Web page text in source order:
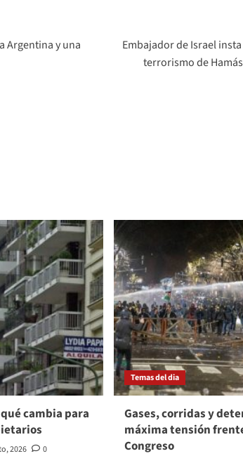
Argentina y una
Embajador de Israel
terrorismo de
cambia para
2026 0
Temas del dia
Gases, corridas y
máxima tensión
Congreso